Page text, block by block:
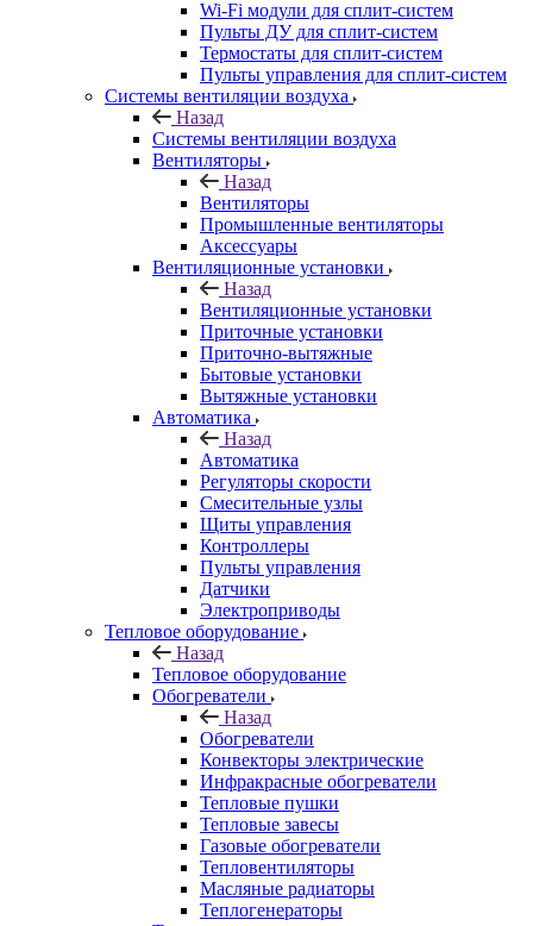
Wi-Fi модули для сплит-систем
Пульты ДУ для сплит-систем
Термостаты для сплит-систем
Пульты управления для сплит-систем
Системы вентиляции воздуха
Назад
Системы вентиляции воздуха
Вентиляторы
Назад
Вентиляторы
Промышленные вентиляторы
Аксессуары
Вентиляционные установки
Назад
Вентиляционные установки
Приточные установки
Приточно-вытяжные
Бытовые установки
Вытяжные установки
Автоматика
Назад
Автоматика
Регуляторы скорости
Смесительные узлы
Щиты управления
Контроллеры
Пульты управления
Датчики
Электроприводы
Тепловое оборудование
Назад
Тепловое оборудование
Обогреватели
Назад
Обогреватели
Конвекторы электрические
Инфракрасные обогреватели
Тепловые пушки
Тепловые завесы
Газовые обогреватели
Тепловентиляторы
Масляные радиаторы
Теплогенераторы